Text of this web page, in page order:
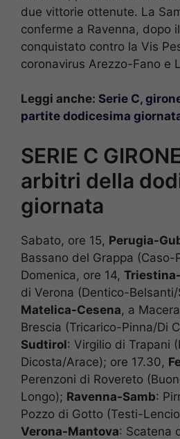
due vittorie ottenute. La
conferme a Ravenna, dopo
conquistato contro la Vis
coronavirus Arezzo-Fano e
Leggi anche: Serie C,
partite dodicesima
SERIE C
arbitri della
giornata
Sabato, ore 15, Perugia-
Bassano del Grappa (Caso-
Domenica, ore 14,
di Verona (Dentico-Belsanti/
Matelica-Cesena, a
Brescia (Tricarico-Pinna/Di
Sudtirol: Virgilio di Trapani
Dicosta/Arace); ore 17.30,
Perenzoni di Rovereto
Longo); Ravenna-Samb:
Pozzo di Gotto (Testi-
Verona-Mantova: Scatena